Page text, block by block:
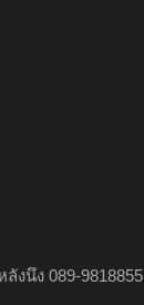
งนึง 089-9818855